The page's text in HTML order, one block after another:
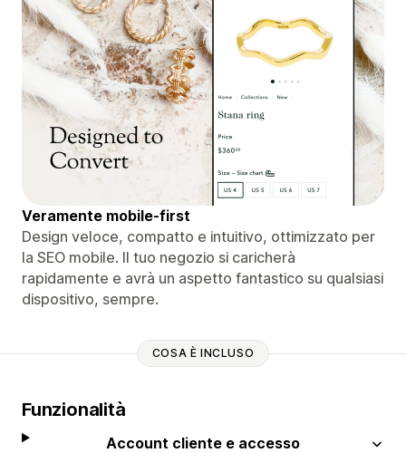
Veramente mobile-first
Design veloce, compatto e intuitivo, ottimizzato per
la SEO mobile. Il tuo negozio si caricherà
rapidamente e avrà un aspetto fantastico su qualsiasi
dispositivo, sempre.
COSA È INCLUSO
Funzionalità
Account cliente e accesso